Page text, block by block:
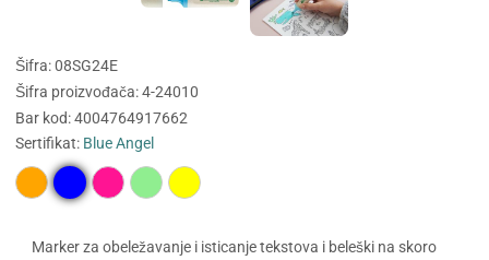
Šifra: 08SG24E
Šifra proizvođača: 4-24010
Bar kod: 4004764917662
Sertifikat: Blue Angel
Marker za obeležavanje i isticanje tekstova i beleški na skoro